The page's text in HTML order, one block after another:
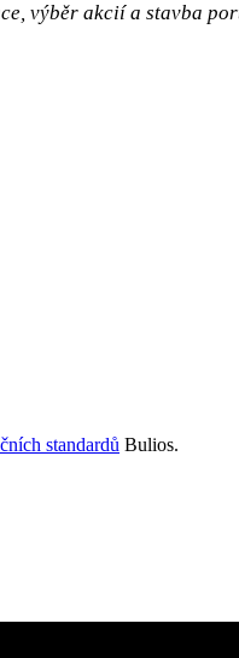
výběr akcií a stavba
standardů Bulios.